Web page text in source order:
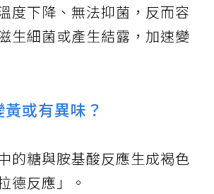
度下降、無法抑菌，反而容
生細菌或產生結露，加速變
或有異味？
的糖與胺基酸反應生成褐色
德反應」。